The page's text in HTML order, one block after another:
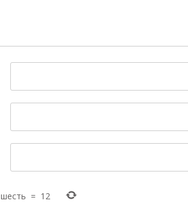
шесть = 12